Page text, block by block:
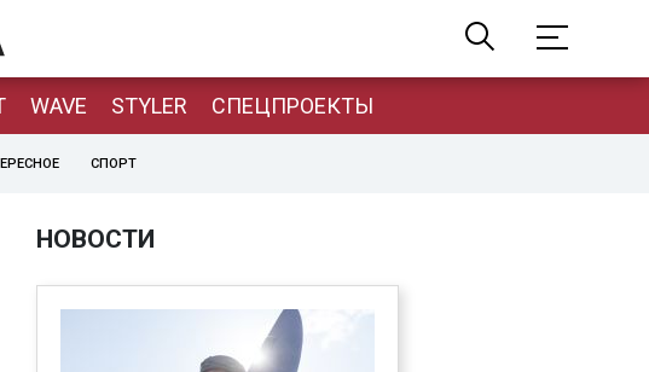
WAVE STYLER СПЕЦПРОЕКТЫ
СПОРТ
НОВОСТИ